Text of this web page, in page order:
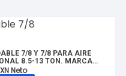
7/8 Y 7/8 PARA AIRE
8.5-13 TON. MARCA
FDS7/8-13T
Neto